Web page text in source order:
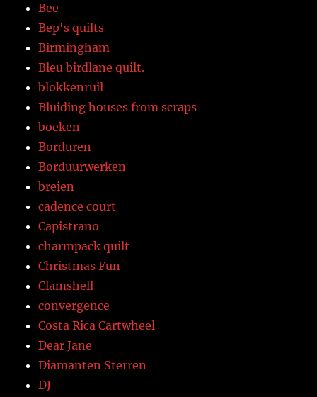
Bee
Bep's quilts
Birmingham
Bleu birdlane quilt.
blokkenruil
Bluiding houses from scraps
boeken
Borduren
Borduurwerken
breien
cadence court
Capistrano
charmpack quilt
Christmas Fun
Clamshell
convergence
Costa Rica Cartwheel
Dear Jane
Diamanten Sterren
DJ